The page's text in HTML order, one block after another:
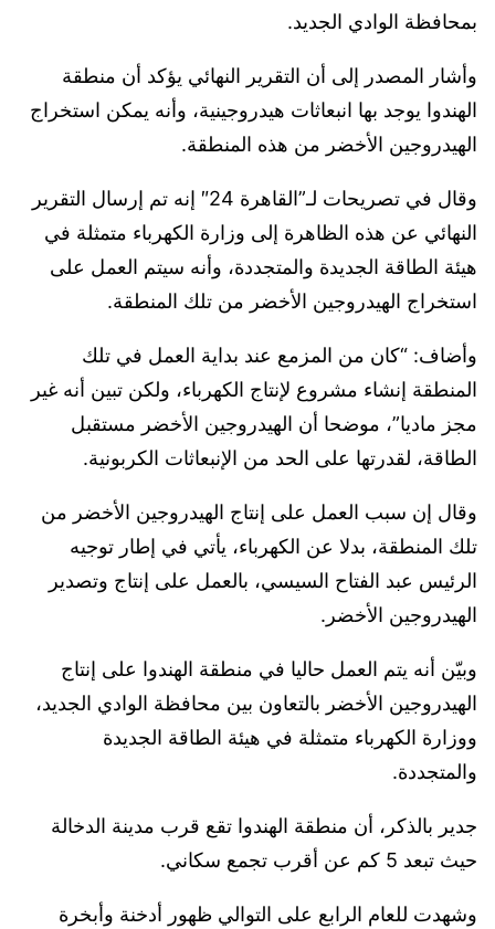
بمحافظة الوادي الجديد.
وأشار المصدر إلى أن التقرير النهائي يؤكد أن منطقة
الهندوا يوجد بها انبعاثات هيدروجينية، وأنه يمكن استخراج
الهيدروجين الأخضر من هذه المنطقة.
وقال في تصريحات لـ”القاهرة 24″ إنه تم إرسال التقرير
النهائي عن هذه الظاهرة إلى وزارة الكهرباء متمثلة في
هيئة الطاقة الجديدة والمتجددة، وأنه سيتم العمل على
استخراج الهيدروجين الأخضر من تلك المنطقة.
وأضاف: “كان من المزمع عند بداية العمل في تلك
المنطقة إنشاء مشروع لإنتاج الكهرباء، ولكن تبين أنه غير
مجز ماديا”، موضحا أن الهيدروجين الأخضر مستقبل
الطاقة، لقدرتها على الحد من الإنبعاثات الكربونية.
وقال إن سبب العمل على إنتاج الهيدروجين الأخضر من
تلك المنطقة، بدلا عن الكهرباء، يأتي في إطار توجيه
الرئيس عبد الفتاح السيسي، بالعمل على إنتاج وتصدير
الهيدروجين الأخضر.
وبيّن أنه يتم العمل حاليا في منطقة الهندوا على إنتاج
الهيدروجين الأخضر بالتعاون بين محافظة الوادي الجديد،
ووزارة الكهرباء متمثلة في هيئة الطاقة الجديدة
والمتجددة.
جدير بالذكر، أن منطقة الهندوا تقع قرب مدينة الدخالة
حيث تبعد 5 كم عن أقرب تجمع سكاني.
وشهدت للعام الرابع على التوالي ظهور أدخنة وأبخرة